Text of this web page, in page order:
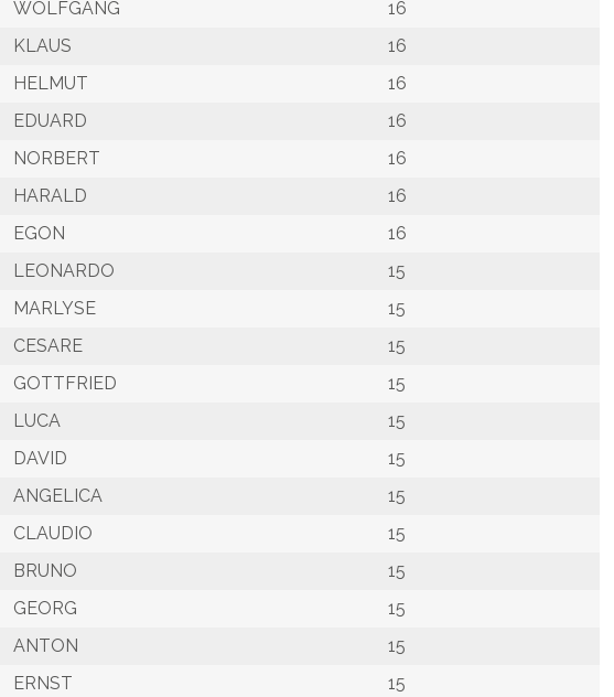
WOLFGANG
16
KLAUS
16
HELMUT
16
EDUARD
16
NORBERT
16
HARALD
16
EGON
16
LEONARDO
15
MARLYSE
15
CESARE
15
GOTTFRIED
15
LUCA
15
DAVID
15
ANGELICA
15
CLAUDIO
15
BRUNO
15
GEORG
15
ANTON
15
ERNST
15